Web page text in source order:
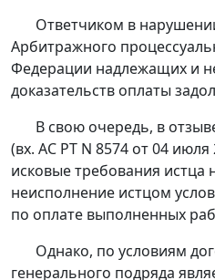
Ответчиком в
Арбитражного
Федерации надлежащих и
доказательств оплаты
В свою очередь, в
(вх. АС РТ N 8574 от 04 июля
исковые требования истца
неисполнение истцом
по оплате выполненных
Однако, по условиям
генерального подряда